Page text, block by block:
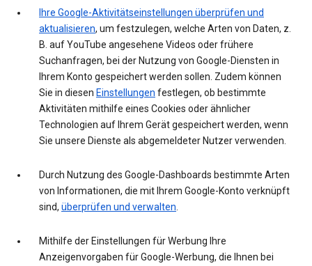
Ihre Google-Aktivitätseinstellungen überprüfen und
aktualisieren, um festzulegen, welche Arten von Daten, z.
B. auf YouTube angesehene Videos oder frühere
Suchanfragen, bei der Nutzung von Google-Diensten in
Ihrem Konto gespeichert werden sollen. Zudem können
Sie in diesen Einstellungen festlegen, ob bestimmte
Aktivitäten mithilfe eines Cookies oder ähnlicher
Technologien auf Ihrem Gerät gespeichert werden, wenn
Sie unsere Dienste als abgemeldeter Nutzer verwenden.
Durch Nutzung des Google-Dashboards bestimmte Arten
von Informationen, die mit Ihrem Google-Konto verknüpft
sind, überprüfen und verwalten.
Mithilfe der Einstellungen für Werbung Ihre
Anzeigenvorgaben für Google-Werbung, die Ihnen bei